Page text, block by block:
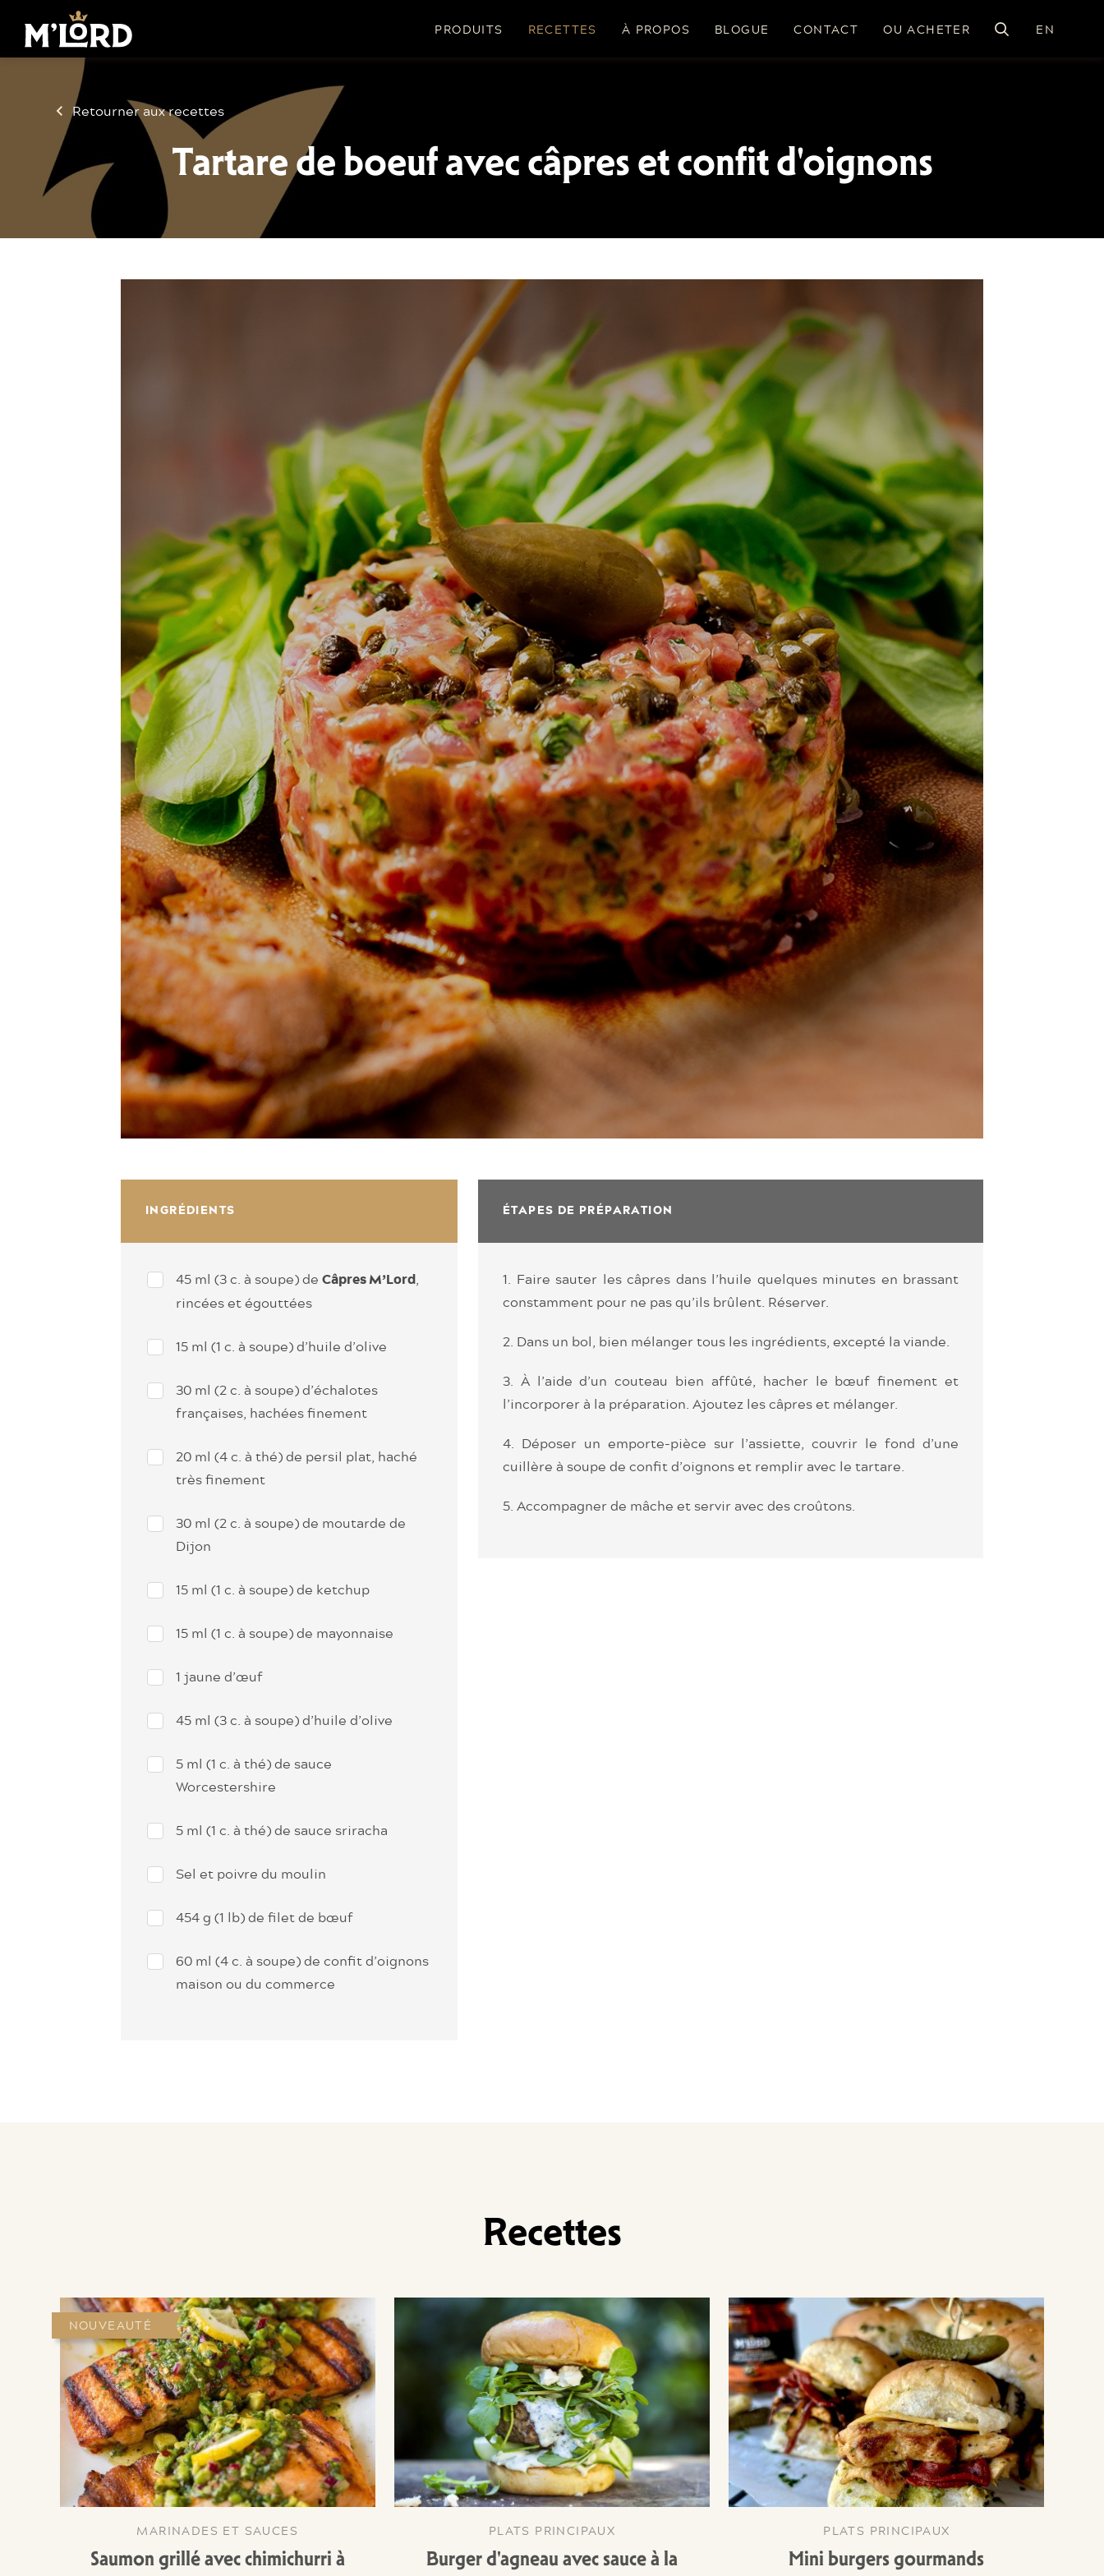
PRODUITS RECETTES À PROPOS BLOGUE CONTACT OU ACHETER EN
Retourner aux recettes
Tartare de boeuf avec câpres et confit d'oignons
INGRÉDIENTS
45 ml (3 c. à soupe) de Câpres M’Lord ,
rincées et égouttées
15 ml (1 c. à soupe) d’huile d’olive
30 ml (2 c. à soupe) d’échalotes
françaises, hachées finement
20 ml (4 c. à thé) de persil plat, haché
très finement
30 ml (2 c. à soupe) de moutarde de
Dijon
15 ml (1 c. à soupe) de ketchup
15 ml (1 c. à soupe) de mayonnaise
1 jaune d’œuf
45 ml (3 c. à soupe) d’huile d’olive
5 ml (1 c. à thé) de sauce
Worcestershire
5 ml (1 c. à thé) de sauce sriracha
Sel et poivre du moulin
454 g (1 lb) de filet de bœuf
60 ml (4 c. à soupe) de confit d’oignons
maison ou du commerce
ÉTAPES DE PRÉPARATION
1. Faire sauter les câpres dans l’huile quelques minutes en brassant
constamment pour ne pas qu’ils brûlent. Réserver.
2. Dans un bol, bien mélanger tous les ingrédients, excepté la viande.
3. À l’aide d’un couteau bien affûté, hacher le bœuf finement et
l’incorporer à la préparation. Ajoutez les câpres et mélanger.
4. Déposer un emporte-pièce sur l’assiette, couvrir le fond d’une
cuillère à soupe de confit d’oignons et remplir avec le tartare.
5. Accompagner de mâche et servir avec des croûtons.
Recettes
NOUVEAUTÉ
MARINADES ET SAUCES
Saumon grillé avec chimichurri à
PLATS PRINCIPAUX
Burger d'agneau avec sauce à la
PLATS PRINCIPAUX
Mini burgers gourmands